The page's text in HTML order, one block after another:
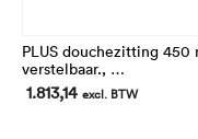
PLUS douchezitting
verstelbaar.,
In hoogte 240 mm
1.813,14 excl. BTW